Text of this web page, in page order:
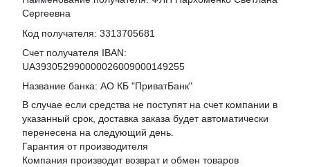
Сергеевна
Код получателя: 3313705681
Счет получателя IBAN:
UA393052990000026009000149255
Название банка: АО КБ "ПриватБанк"
В случае если средства не поступят на счет компании в
указанный срок, доставка заказа будет автоматически
перенесена на следующий день.
Гарантия от производителя
Компания производит возврат и обмен товаров